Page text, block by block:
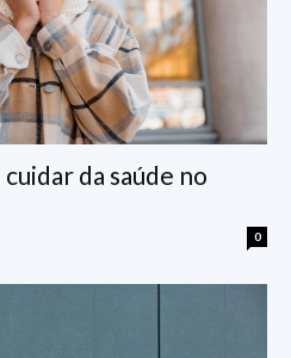
da saúde no
0